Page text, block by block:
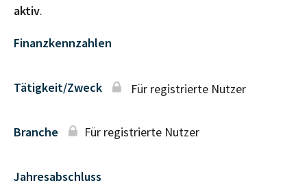
aktiv.
Finanzkennzahlen
Tätigkeit/Zweck Für registrierte Nutzer
Branche Für registrierte Nutzer
Jahresabschluss